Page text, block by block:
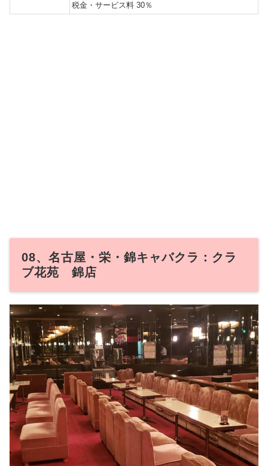
税金・サービス料 30％
08、名古屋・栄・錦キャバクラ：クラ
ブ花苑 錦店